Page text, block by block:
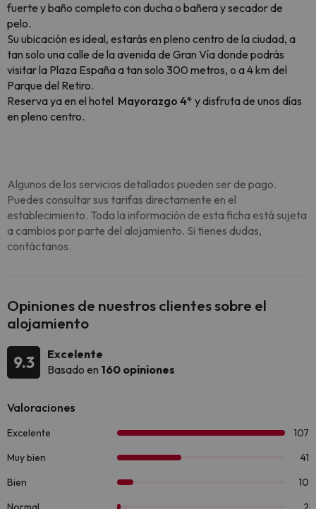
fuerte y baño completo con ducha o bañera y secador de
pelo.
Su ubicación es ideal, estarás en pleno centro de la ciudad, a
tan solo una calle de la avenida de Gran Vía donde podrás
visitar la Plaza España a tan solo 300 metros, o a 4 km del
Parque del Retiro.
Reserva ya en el hotel Mayorazgo 4* y disfruta de unos días
en pleno centro.
Algunos de los servicios detallados pueden ser de pago.
Puedes consultar sus tarifas directamente en el
establecimiento. Toda la información de esta ficha está sujeta
a cambios por parte del alojamiento. Si tienes dudas,
contáctanos.
Opiniones de nuestros clientes sobre el
alojamiento
9.3
Excelente
Basado en 160 opiniones